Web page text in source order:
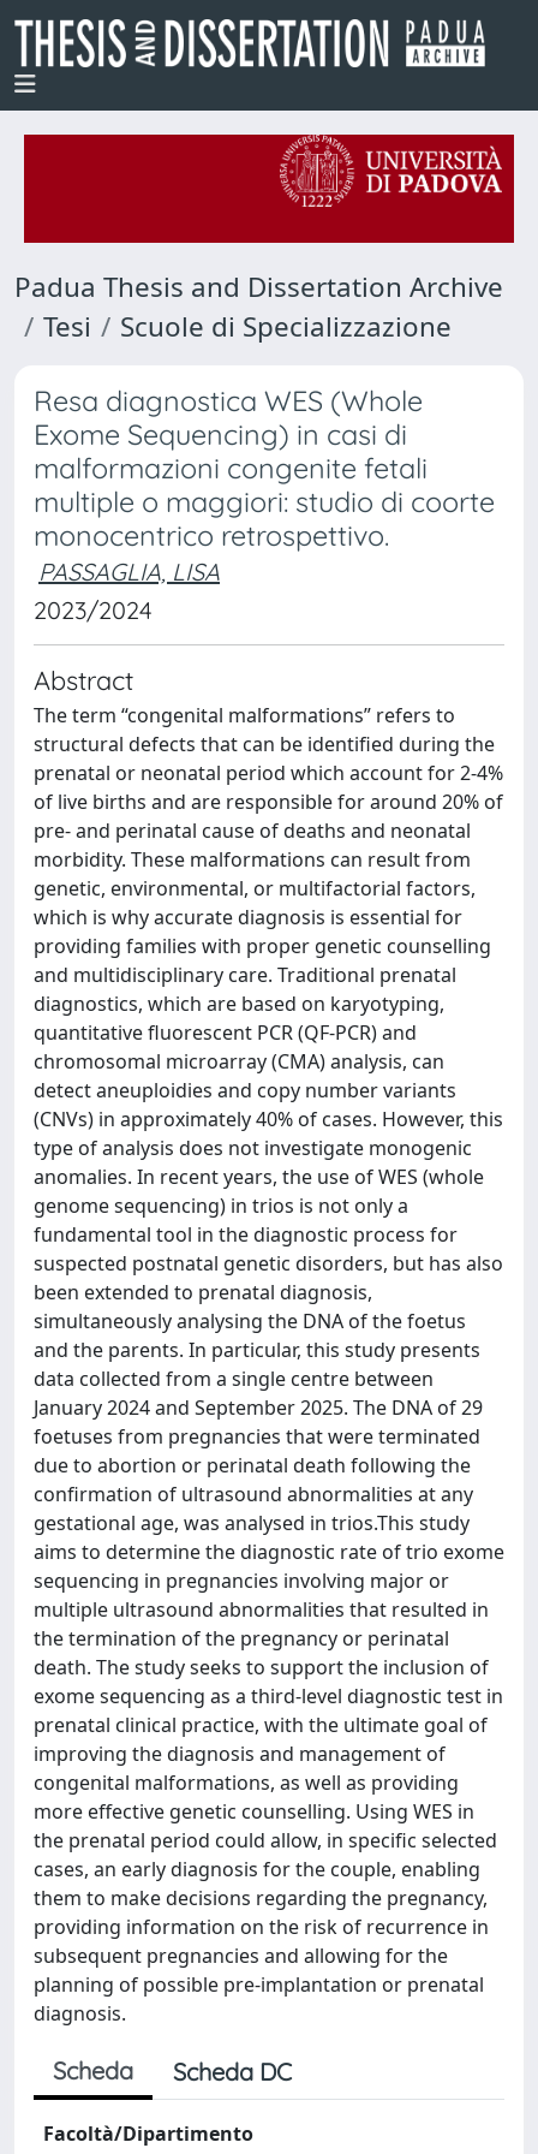
Padua Thesis and Dissertation Archive
Tesi
Scuole di Specializzazione
Resa diagnostica WES (Whole
Exome Sequencing) in casi di
malformazioni congenite fetali
multiple o maggiori: studio di coorte
monocentrico retrospettivo.
PASSAGLIA, LISA
2023/2024
Abstract
The term “congenital malformations” refers to
structural defects that can be identified during the
prenatal or neonatal period which account for 2-4%
of live births and are responsible for around 20% of
pre- and perinatal cause of deaths and neonatal
morbidity. These malformations can result from
genetic, environmental, or multifactorial factors,
which is why accurate diagnosis is essential for
providing families with proper genetic counselling
and multidisciplinary care. Traditional prenatal
diagnostics, which are based on karyotyping,
quantitative fluorescent PCR (QF-PCR) and
chromosomal microarray (CMA) analysis, can
detect aneuploidies and copy number variants
(CNVs) in approximately 40% of cases. However, this
type of analysis does not investigate monogenic
anomalies. In recent years, the use of WES (whole
genome sequencing) in trios is not only a
fundamental tool in the diagnostic process for
suspected postnatal genetic disorders, but has also
been extended to prenatal diagnosis,
simultaneously analysing the DNA of the foetus
and the parents. In particular, this study presents
data collected from a single centre between
January 2024 and September 2025. The DNA of 29
foetuses from pregnancies that were terminated
due to abortion or perinatal death following the
confirmation of ultrasound abnormalities at any
gestational age, was analysed in trios.This study
aims to determine the diagnostic rate of trio exome
sequencing in pregnancies involving major or
multiple ultrasound abnormalities that resulted in
the termination of the pregnancy or perinatal
death. The study seeks to support the inclusion of
exome sequencing as a third-level diagnostic test in
prenatal clinical practice, with the ultimate goal of
improving the diagnosis and management of
congenital malformations, as well as providing
more effective genetic counselling. Using WES in
the prenatal period could allow, in specific selected
cases, an early diagnosis for the couple, enabling
them to make decisions regarding the pregnancy,
providing information on the risk of recurrence in
subsequent pregnancies and allowing for the
planning of possible pre-implantation or prenatal
diagnosis.
Scheda Scheda DC
Facoltà/Dipartimento